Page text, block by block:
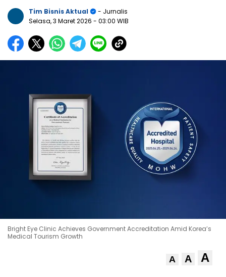
Tim Bisnis Aktual
- Jurnalis
Selasa, 3 Maret 2026 - 03:00 WIB
Bright Eye Clinic Achieves Government Accreditation Amid Korea’s
Medical Tourism Growth
A A A